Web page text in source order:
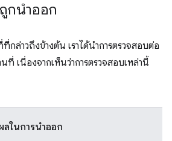
กนำออก
ล่าวถึงข้างต้น เราได้นำการตรวจสอบต่อ
เนื่องจากเห็นว่าการตรวจสอบเหล่านี้
ลในการนำออก